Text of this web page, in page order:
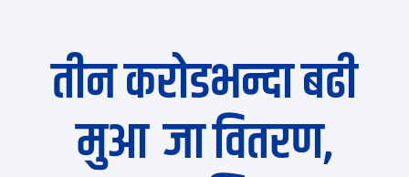
तीन करोडभन्दा बढी
मुआब्जा वितरण,